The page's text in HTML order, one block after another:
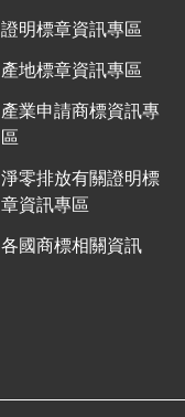
證明標章資訊專區
產地標章資訊專區
產業申請商標資訊專
區
淨零排放有關證明標
章資訊專區
各國商標相關資訊